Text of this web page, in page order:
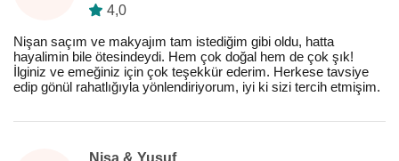
4,0
Nişan saçım ve makyajım tam istediğim gibi oldu, hatta
hayalimin bile ötesindeydi. Hem çok doğal hem de çok şık!
İlginiz ve emeğiniz için çok teşekkür ederim. Herkese tavsiye
edip gönül rahatlığıyla yönlendiriyorum, iyi ki sizi tercih etmişim.
Nisa & Yusuf